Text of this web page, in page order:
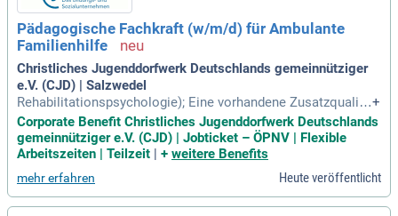
Pädagogische Fachkraft (w/m/d) für Ambulante
Familienhilfe
Christliches Jugenddorfwerk Deutschlands gemeinnütziger
e.V. (CJD) | Salzwedel
Rehabilitationspsychologie); Eine vorhandene Zusatzqualifi
kation in den Bereichen systemisches Coaching oder syste
mische Beratung ist wünschenswert, jedoch nicht Vorausse
tzung; Bereitschaft zur fachlichen Weiterentwicklung; Freude
+
Corporate Benefit Christliches Jugenddorfwerk Deutschlands
gemeinnütziger e.V. (CJD) | Jobticket – ÖPNV | Flexible
Arbeitszeiten | Teilzeit
+ weitere Benefits
mehr erfahren Heute veröffentlicht